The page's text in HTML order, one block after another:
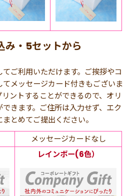
・5セットから
ご利用いただけます。ご挨拶やコ
メッセージカード付きもございま
ントすることができるので、オリ
きます。ご住所は入力せず、エク
とめてご提出ください。
メッセージカードなし
レインボー(6色）